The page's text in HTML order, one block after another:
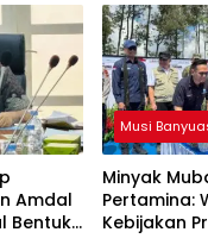
Kemenag RI
Amdal
Bentuk
Musi
Minyak
Pertamina:
Kebijakan